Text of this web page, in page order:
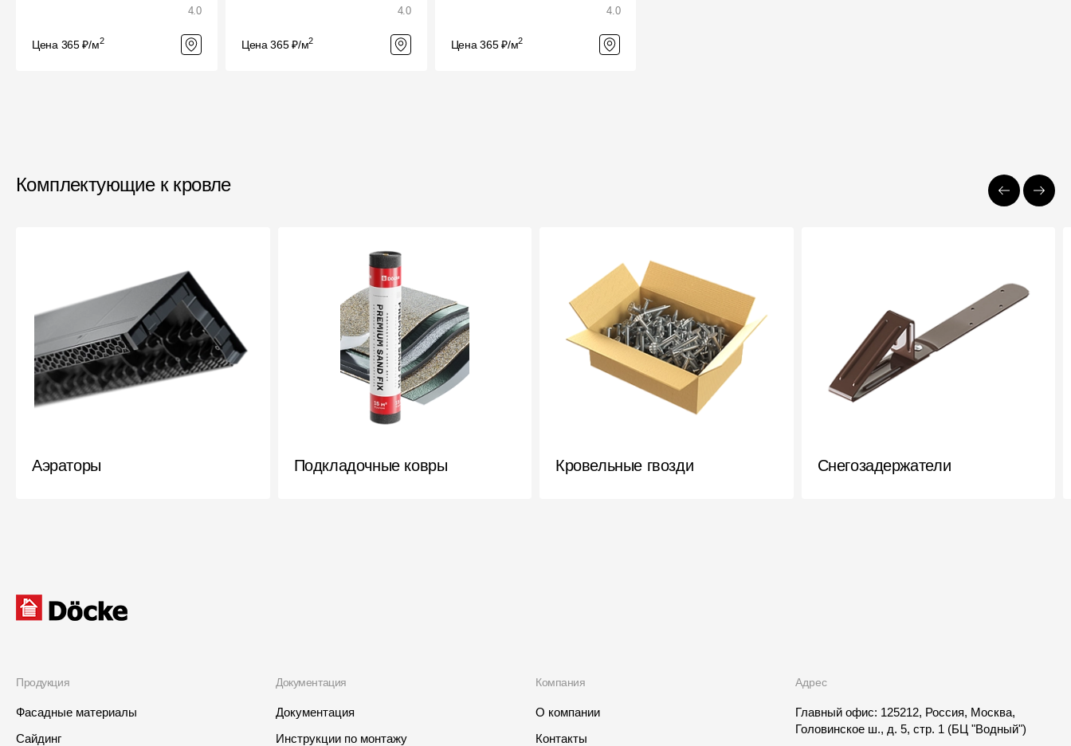
4.0
Цена 365 ₽/м2
4.0
Цена 365 ₽/м2
4.0
Цена 365 ₽/м2
Комплектующие к кровле
Аэраторы Подкладочные ковры Кровельные гвозди Снегозадержатели
Продукция
Фасадные материалы
Сайдинг
Документация
Документация
Инструкции по монтажу
Компания
О компании
Контакты
Адрес
Главный офис: 125212, Россия, Москва,
Головинское ш., д. 5, стр. 1 (БЦ "Водный")